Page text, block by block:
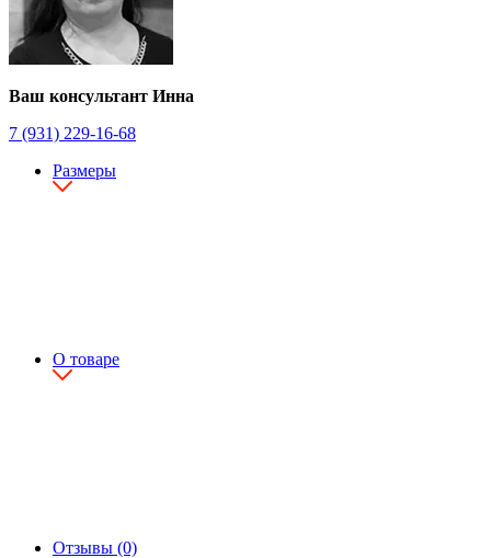
Ваш консультант Инна
7 (931) 229-16-68
Размеры
О товаре
Отзывы (0)